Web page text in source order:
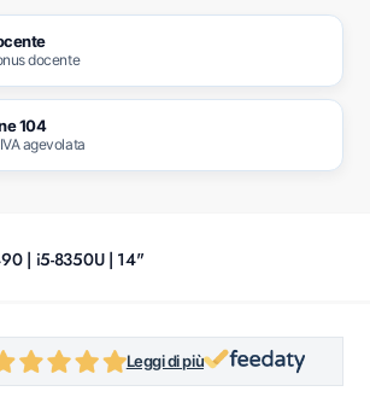
docente
104
agevolata
| i5-8350U | 14"
Zendia ha una valutazione
Leggi di più